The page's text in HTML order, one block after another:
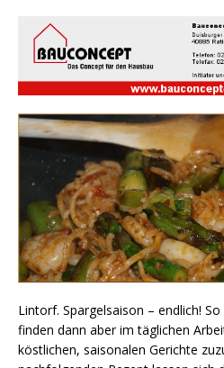
Lintorf. Spargelsaison – endlich!
finden dann aber im täglichen
köstlichen, saisonalen Gerichte